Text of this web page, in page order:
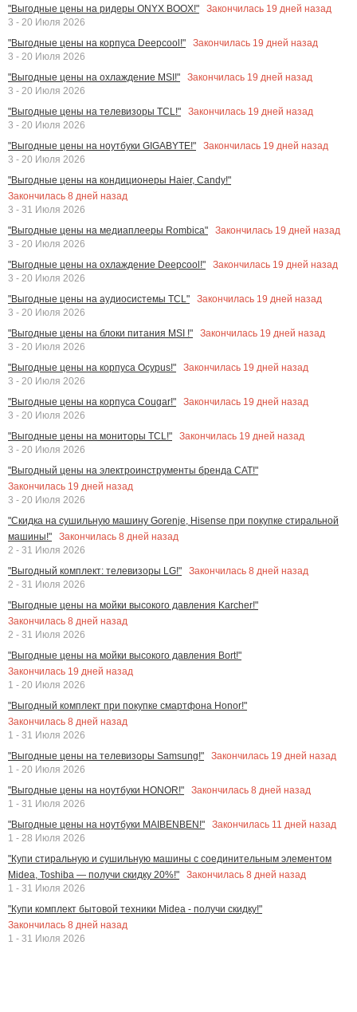
"Выгодные цены на ридеры ONYX BOOX!"
Закончилась 19 дней назад
3 - 20 Июля 2026
"Выгодные цены на корпуса Deepcool!"
Закончилась 19 дней назад
3 - 20 Июля 2026
"Выгодные цены на охлаждение MSI!"
Закончилась 19 дней назад
3 - 20 Июля 2026
"Выгодные цены на телевизоры TCL!"
Закончилась 19 дней назад
3 - 20 Июля 2026
"Выгодные цены на ноутбуки GIGABYTE!"
Закончилась 19 дней назад
3 - 20 Июля 2026
"Выгодные цены на кондиционеры Haier, Candy!"
Закончилась 8 дней назад
3 - 31 Июля 2026
"Выгодные цены на медиаплееры Rombica"
Закончилась 19 дней назад
3 - 20 Июля 2026
"Выгодные цены на охлаждение Deepcool!"
Закончилась 19 дней назад
3 - 20 Июля 2026
"Выгодные цены на аудиосистемы TCL"
Закончилась 19 дней назад
3 - 20 Июля 2026
"Выгодные цены на блоки питания MSI !"
Закончилась 19 дней назад
3 - 20 Июля 2026
"Выгодные цены на корпуса Ocypus!"
Закончилась 19 дней назад
3 - 20 Июля 2026
"Выгодные цены на корпуса Cougar!"
Закончилась 19 дней назад
3 - 20 Июля 2026
"Выгодные цены на мониторы TCL!"
Закончилась 19 дней назад
3 - 20 Июля 2026
"Выгодный цены на электроинструменты бренда CAT!"
Закончилась 19 дней назад
3 - 20 Июля 2026
"Скидка на сушильную машину Gorenje, Hisense при покупке стиральной
машины!"
Закончилась 8 дней назад
2 - 31 Июля 2026
"Выгодный комплект: телевизоры LG!"
Закончилась 8 дней назад
2 - 31 Июля 2026
"Выгодные цены на мойки высокого давления Karcher!"
Закончилась 8 дней назад
2 - 31 Июля 2026
"Выгодные цены на мойки высокого давления Bort!"
Закончилась 19 дней назад
1 - 20 Июля 2026
"Выгодный комплект при покупке смартфона Honor!"
Закончилась 8 дней назад
1 - 31 Июля 2026
"Выгодные цены на телевизоры Samsung!"
Закончилась 19 дней назад
1 - 20 Июля 2026
"Выгодные цены на ноутбуки HONOR!"
Закончилась 8 дней назад
1 - 31 Июля 2026
"Выгодные цены на ноутбуки MAIBENBEN!"
Закончилась 11 дней назад
1 - 28 Июля 2026
"Купи стиральную и сушильную машины с соединительным элементом
Midea, Toshiba — получи скидку 20%!"
Закончилась 8 дней назад
1 - 31 Июля 2026
"Купи комплект бытовой техники Midea - получи скидку!"
Закончилась 8 дней назад
1 - 31 Июля 2026